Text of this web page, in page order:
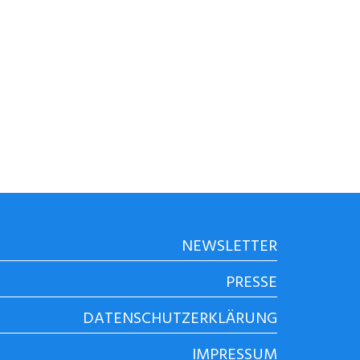
NEWSLETTER
PRESSE
DATENSCHUTZERKLÄRUNG
IMPRESSUM